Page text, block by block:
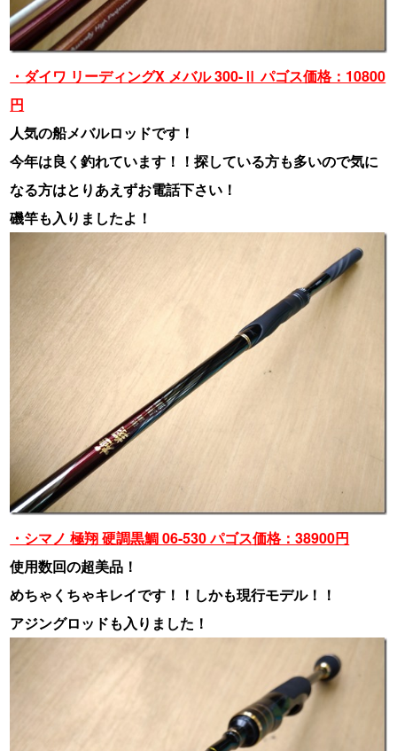
・ダイワ リーディングX メバル 300-Ⅱ パゴス価格：10800
円
人気の船メバルロッドです！
今年は良く釣れています！！探している方も多いので気に
なる方はとりあえずお電話下さい！
磯竿も入りましたよ！
・シマノ 極翔 硬調黒鯛 06-530 パゴス価格：38900円
使用数回の超美品！
めちゃくちゃキレイです！！しかも現行モデル！！
アジングロッドも入りました！